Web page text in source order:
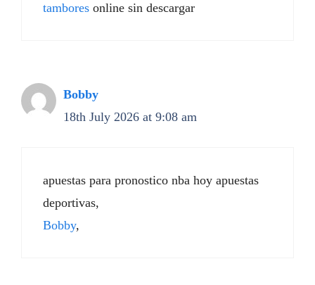
tambores online sin descargar
Bobby
18th July 2026 at 9:08 am
apuestas para pronostico nba hoy apuestas
deportivas,
Bobby,